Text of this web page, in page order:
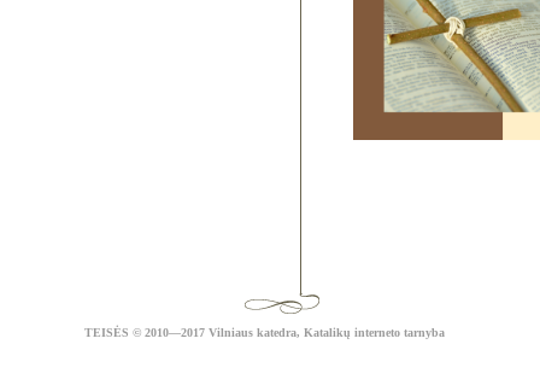
TEISĖS © 2010—2017 Vilniaus katedra, Katalikų interneto tarnyba